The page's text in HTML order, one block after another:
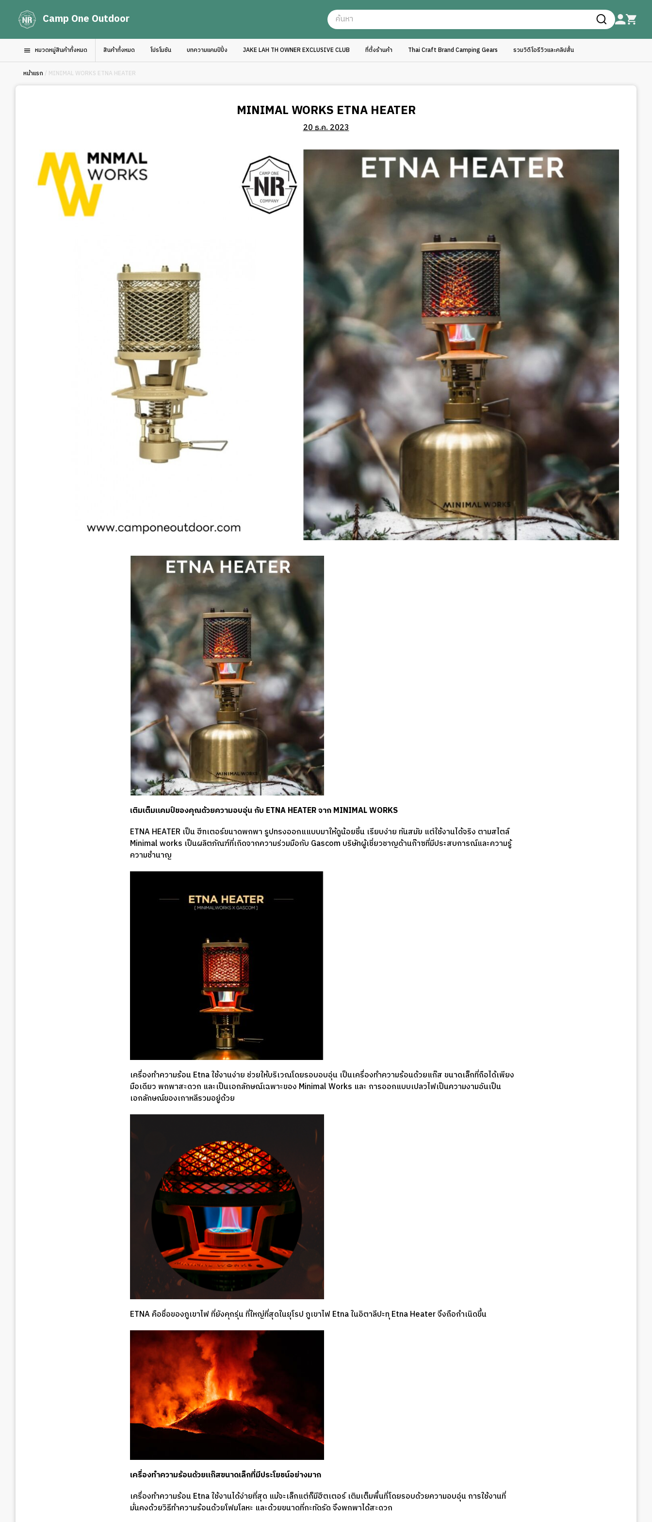
Camp One Outdoor
หมวดหมู่สินค้าทั้งหมด สินค้าทั้งหมด โปรโมชัน บทความแคมป์ปิ้ง JAKE LAH TH OWNER EXCLUSIVE CLUB ที่ตั้งร้านค้า Thai Craft Brand Camping Gears รวมวิดีโอรีวิวและคลิปสั้น
หน้าแรก / MINIMAL WORKS ETNA HEATER
MINIMAL WORKS ETNA HEATER
20 ธ.ค. 2023
เติมเต็มแคมป์ของคุณด้วยความอบอุ่น กับ ETNA HEATER จาก MINIMAL WORKS
ETNA HEATER เป็น ฮีทเตอร์ขนาดพกพา รูปทรงออกแแบบมาให้ดูน้อยชิ้น เรียบง่าย ทันสมัย แต่ใช้งานได้จริง ตามสไตล์
Minimal works เป็นผลิตภัณฑ์ที่เกิดจากความร่วมมือกับ Gascom บริษัทผู้เชี่ยวชาญด้านก๊าซที่มีประสบการณ์และความรู้
ความชำนาญ
เครื่องทำความร้อน Etna ใช้งานง่าย ช่วยให้บริเวณโดยรอบอบอุ่น เป็นเครื่องทำความร้อนด้วยแก๊ส ขนาดเล็กที่ถือได้เพียง
มือเดียว พกพาสะดวก และเป็นเอกลักษณ์เฉพาะของ Minimal Works และ การออกแบบเปลวไฟเป็นความงามอันเป็น
เอกลักษณ์ของเกาหลีรวมอยู่ด้วย
ETNA คือชื่อของภูเขาไฟ ที่ยังคุกรุ่น ที่ใหญ่ที่สุดในยุโรป ภูเขาไฟ Etna ในอิตาลีปะทุ Etna Heater จึงถือกำเนิดขึ้น
เครื่องทำความร้อนด้วยแก๊สขนาดเล็กที่มีประโยชน์อย่างมาก
เครื่องทำความร้อน Etna ใช้งานได้ง่ายที่สุด แม้จะเล็กแต่ก็มีฮีตเตอร์ เติมเต็มพื้นที่โดยรอบด้วยความอบอุ่น การใช้งานที่
มั่นคงด้วยวิธีทำความร้อนด้วยโฟมโลหะ และด้วยขนาดที่กะทัดรัด จึงพกพาได้สะดวก